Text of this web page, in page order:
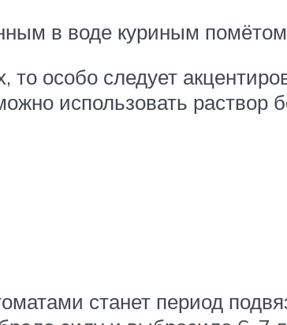
в воде куриным помётом
особо следует
использовать раствор
станет период